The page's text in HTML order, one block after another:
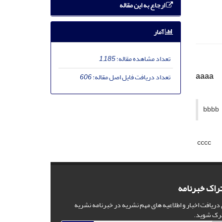
aaaa
bbbb
cccc
ارجاع به این مقاله
آمار
تعداد مشاهده مقاله:1,185
تعداد دریافت فایل اصل مقاله:606
خبرنامه
دریافت اخبار و اطلاعیه های مهم نشریه در خبرنامه نشریه
شوید.